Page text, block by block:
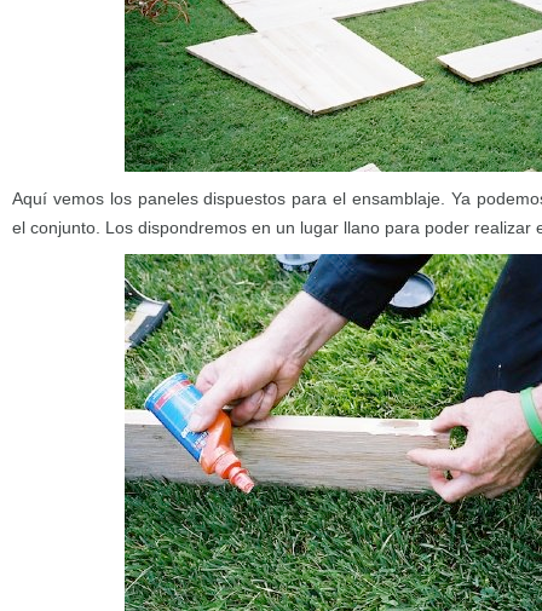
Aquí vemos los paneles dispuestos para el ensamblaje. Ya
el conjunto. Los dispondremos en un lugar llano para poder realizar